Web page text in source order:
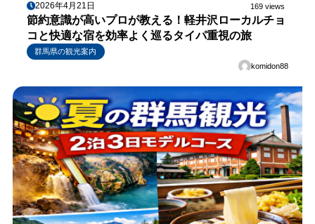
2026年4月21日 169 views
節約意識が高いプロが教える！軽井沢ローカルチョ
コと快適な宿を効率よく巡るタイパ重視の旅
群馬県の観光案内
komidon88